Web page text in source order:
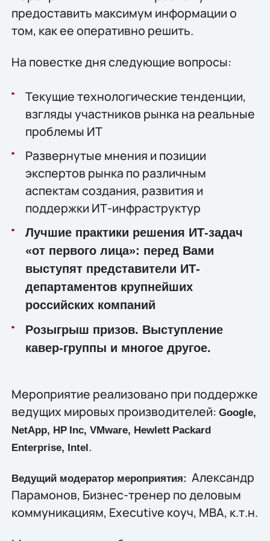
предоставить максимум информации о
том, как ее оперативно решить.
На повестке дня следующие вопросы:
Текущие технологические тенденции,
взгляды участников рынка на реальные
проблемы ИТ
Развернутые мнения и позиции
экспертов рынка по различным
аспектам создания, развития и
поддержки ИТ-инфраструктур
Лучшие практики решения ИТ-задач
«от первого лица»: перед Вами
выступят представители ИТ-
департаментов крупнейших
российских компаний
Розыгрыш призов. Выступление
кавер-группы и многое другое.
Мероприятие реализовано при поддержке
ведущих мировых производителей: Google,
NetApp, HP Inc, VMware, Hewlett Packard
Enterprise, Intel.
Ведущий модератор мероприятия: Александр
Парамонов, Бизнес-тренер по деловым
коммуникациям, Executive коуч, MBA, к.т.н.